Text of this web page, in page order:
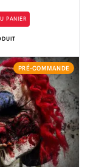
PANIER
PRÉ-COMMANDE